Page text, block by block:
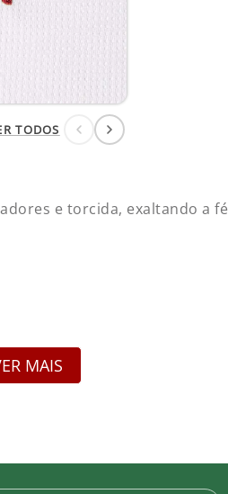
TODOS
e torcida, exaltando a
Salvo vício de qualidade.
MAIS